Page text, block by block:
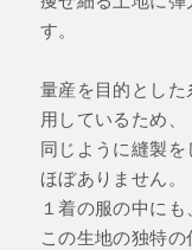
す。
量産を目的とし
用しているため、
同じように縫製
ほぼありません。
１着の服の中に
この生地の独特